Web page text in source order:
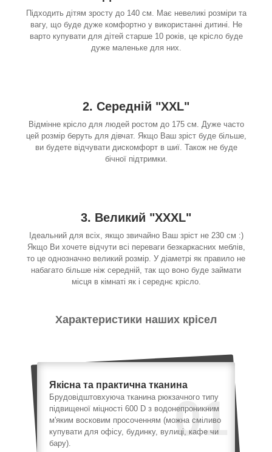
Підходить дітям зросту до 140 см. Має невеликі розміри та
вагу, що буде дуже комфортно у використанні дитині. Не
варто купувати для дітей старше 10 років, це крісло буде
дуже маленьке для них.
2. Середній "XXL"
Відмінне крісло для людей ростом до 175 см. Дуже часто
цей розмір беруть для дівчат. Якщо Ваш зріст буде більше,
ви будете відчувати дискомфорт в шиї. Також не буде
бічної підтримки.
3. Великий "XXXL"
Ідеальний для всіх, якщо звичайно Ваш зріст не 230 см :)
Якщо Ви хочете відчути всі переваги безкаркасних меблів,
то це однозначно великий розмір. У діаметрі як правило не
набагато більше ніж середній, так що воно буде займати
місця в кімнаті як і середнє крісло.
Характеристики наших крісел
01
Якісна та практична тканина
Брудовідштовхуюча тканина рюкзачного типу
підвищеної міцності 600 D з водонепроникним
м'яким восковим просоченням (можна сміливо
купувати для офісу, будинку, вулиці, кафе чи
бару).